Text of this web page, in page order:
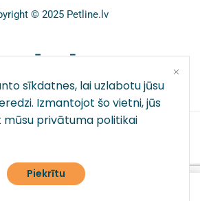
sīkdatnes, lai uzlabotu jūsu
Izmantojot šo vietni, jūs
privātuma politikai
Piekrītu
© 2025 Petline.lv
TĪKLI